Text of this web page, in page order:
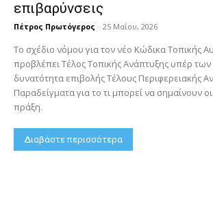
επιβαρύνσεις
Πέτρος Πρωτόγερος - 25 Μαΐου, 2026
Το σχέδιο νόμου για τον νέο Κώδικα Τοπικής
προβλέπει Τέλος Τοπικής Ανάπτυξης υπέρ
δυνατότητα επιβολής Τέλους Περιφερειακής
Παραδείγματα για το τι μπορεί να σημαίνουν
πράξη.
Διαβάστε περισσότερα